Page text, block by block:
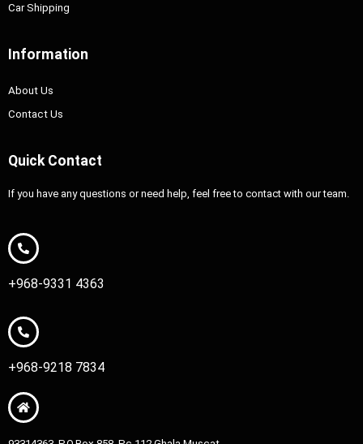
Car Shipping
Information
About Us
Contact Us
Quick Contact
If you have any questions or need help, feel free to contact with our team.
+968-9331 4363
+968-9218 7834